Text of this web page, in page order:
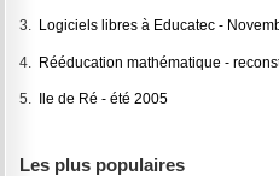
3. Logiciels libres à Educatec -
4. Rééducation mathématique -
5. Ile de Ré - été 2005
Les plus populaires